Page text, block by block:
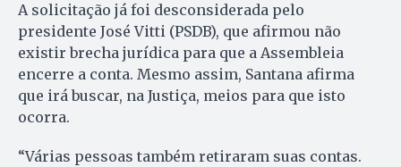
A solicitação já foi desconsiderada pelo
presidente José Vitti (PSDB), que afirmou não
existir brecha jurídica para que a Assembleia
encerre a conta. Mesmo assim, Santana afirma
que irá buscar, na Justiça, meios para que isto
ocorra.
“Várias pessoas também retiraram suas contas.